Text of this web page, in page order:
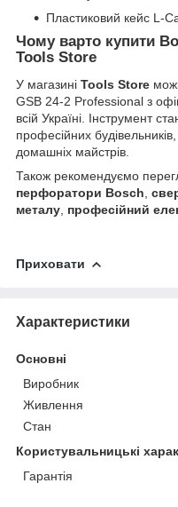
Пластиковий кейс L-
Чому варто купити
Tools Store
У магазині Tools Store
GSB 24-2 Professional з
всій Україні. Інструмент
професійних
домашніх майстрів.
Також рекомендуємо
перфоратори Bosch
металу професійний
Приховати
Характеристики
Основні
Виробник
Живлення
Стан
Користувальницькі
Гарантія